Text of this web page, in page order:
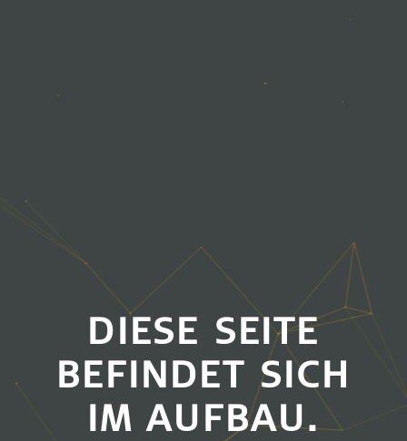
DIESE SEITE
BEFINDET SICH
IM AUFBAU.